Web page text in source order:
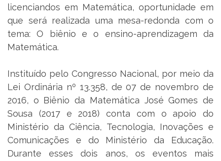
licenciandos em Matemática, oportunidade em
que será realizada uma mesa-redonda com o
tema: O biênio e o ensino-aprendizagem da
Matemática.
Instituído pelo Congresso Nacional, por meio da
Lei Ordinária nº 13.358, de 07 de novembro de
2016, o Biênio da Matemática José Gomes de
Sousa (2017 e 2018) conta com o apoio do
Ministério da Ciência, Tecnologia, Inovações e
Comunicações e do Ministério da Educação.
Durante esses dois anos, os eventos mais